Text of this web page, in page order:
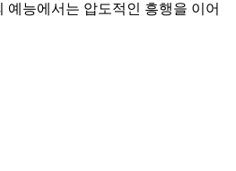
예능에서는 압도적인 흥행을 이어